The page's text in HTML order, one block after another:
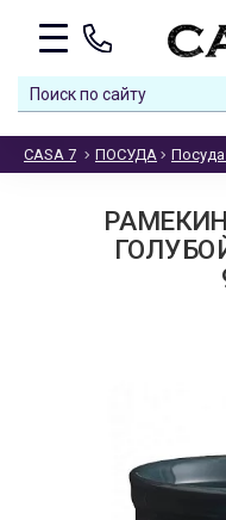
CASA 7 ПОСУДА